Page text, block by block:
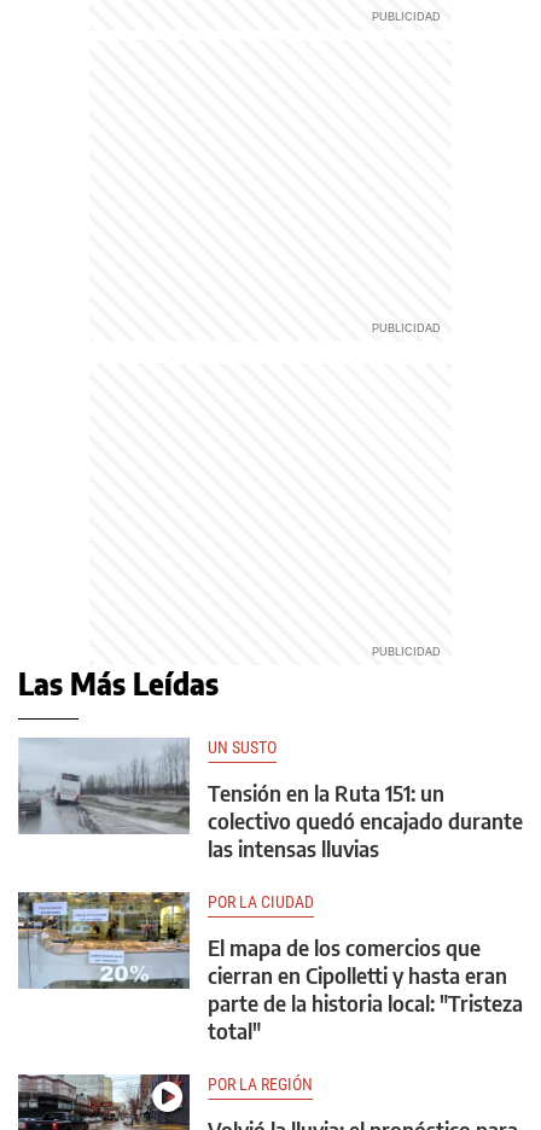
Las Más Leídas
UN SUSTO
Tensión en la Ruta 151: un
colectivo quedó encajado durante
las intensas lluvias
POR LA CIUDAD
El mapa de los comercios que
cierran en Cipolletti y hasta eran
parte de la historia local: "Tristeza
total"
POR LA REGIÓN